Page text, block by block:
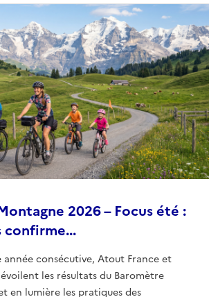
2026 – Focus été :
confirme...
année consécutive, Atout France et
les résultats du Baromètre
en lumière les pratiques des